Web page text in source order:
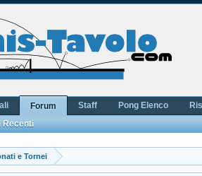
e Tornei
Forum
Recenti
Staff Pong Elenco